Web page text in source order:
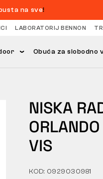
na sve!
LABORATORIJ BENNON
Obuća za slobodno
NISKA
VIS
KOD: 0929030981